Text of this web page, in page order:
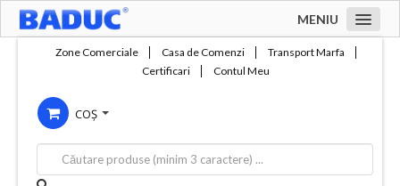
MENIU
Compania
Servicii
Productie
Zone Comerciale Casa de Comenzi
Transport Marfa
Certificari
Contul Meu
COȘ